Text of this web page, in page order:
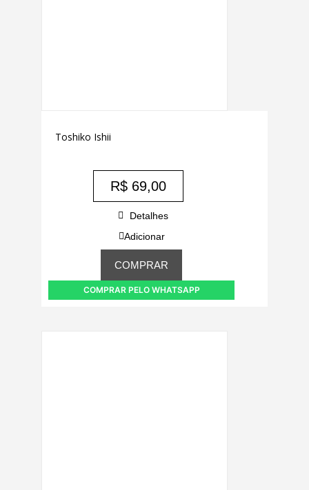
Toshiko Ishii
R$69,00
Detalhes
Adicionar
COMPRAR
COMPRAR PELO WHATSAPP